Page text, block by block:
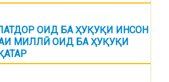
ОИД БА ҲУҚУҚИ ИНСОН
МИЛЛӢ ОИД БА ҲУҚУҚИ